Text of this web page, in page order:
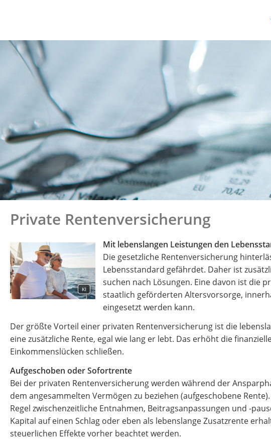
Private Rentenversicherung
KI
Mit lebenslangen Leistungen den
Die gesetzliche Rentenversicherung
Lebensstandard gefährdet. Daher ist
suchen nach Lösungen. Eine davon ist die
staatlich geförderten Altersvorsorge,
eingesetzt werden kann.
Der größte Vorteil einer privaten Rentenversicherung ist die
eine zusätzliche Rente, egal wie lang er lebt. Das erhöht die
Einkommenslücken schließen.
Aufgeschoben oder Sofortrente
Bei der privaten Rentenversicherung werden während der
dem angesammelten Vermögen zu beziehen (aufgeschobene
Regel zwischenzeitliche Entnahmen, Beitragsanpassungen und -
Kapital auf einen Schlag oder eben als lebenslange Zusatzrente
steuerlichen Effekte vorher beachtet werden.